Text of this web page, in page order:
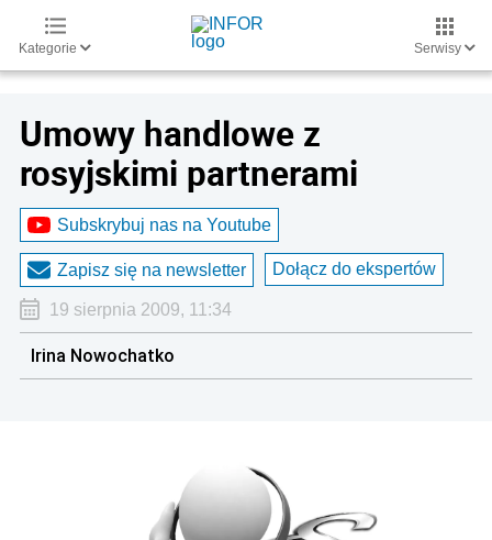
Kategorie Serwisy
Umowy handlowe z
rosyjskimi partnerami
Subskrybuj nas na Youtube
Zapisz się na newsletter Dołącz do ekspertów
19 sierpnia 2009, 11:34
Irina Nowochatko